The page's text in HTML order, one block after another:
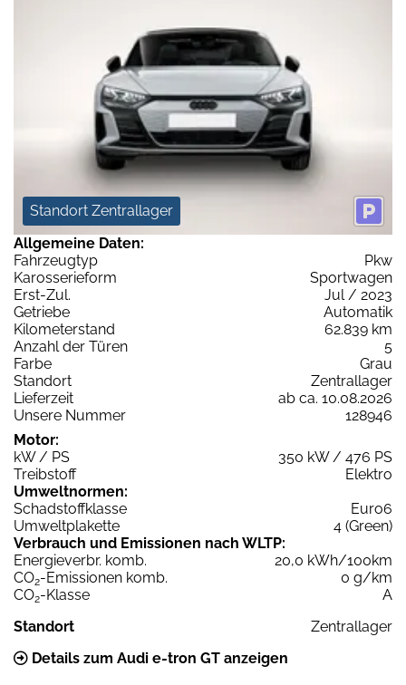
Standort Zentrallager
Allgemeine Daten:
Fahrzeugtyp
Pkw
Karosserieform
Sportwagen
Erst-Zul.
Jul / 2023
Getriebe
Automatik
Kilometerstand
62.839 km
Anzahl der Türen
5
Farbe
Grau
Standort
Zentrallager
Lieferzeit
ab ca. 10.08.2026
Unsere Nummer
128946
Motor:
kW / PS
350 kW / 476 PS
Treibstoff
Elektro
Umweltnormen:
Schadstoffklasse
Euro6
Umweltplakette
4 (Green)
Verbrauch und Emissionen nach WLTP:
Energieverbr. komb.
20,0 kWh/100km
CO2-Emissionen komb.
0 g/km
CO2-Klasse
A
Standort
Zentrallager
Details zum Audi e-tron GT anzeigen